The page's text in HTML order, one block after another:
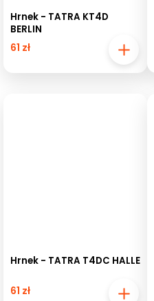
Hrnek - TATRA KT4D
BERLIN
61 zł
Hrnek - TATRA T4DC HALLE
61 zł